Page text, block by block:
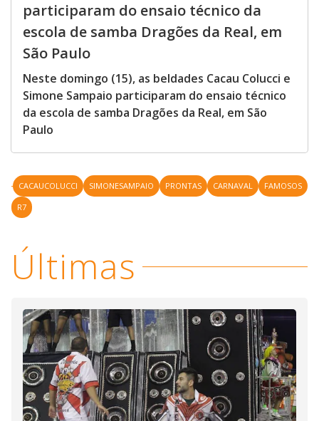
participaram do ensaio técnico da
escola de samba Dragões da Real, em
São Paulo
Neste domingo (15), as beldades Cacau Colucci e
Simone Sampaio participaram do ensaio técnico
da escola de samba Dragões da Real, em São
Paulo
CACAUCOLUCCI SIMONESAMPAIO PRONTAS CARNAVAL
FAMOSOS
R7
Últimas